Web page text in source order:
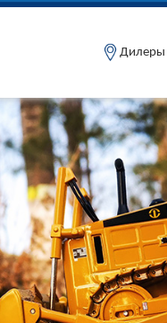
Дилеры